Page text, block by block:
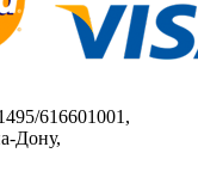
616601001,
Дону,